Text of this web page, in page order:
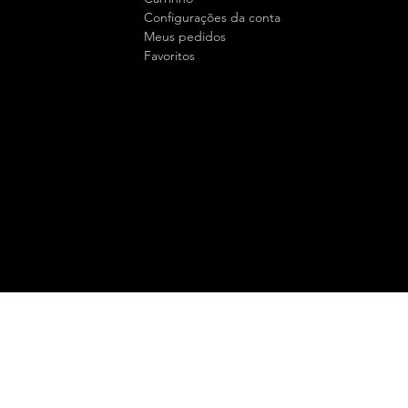
Configurações da conta
Meus pedidos
Favoritos